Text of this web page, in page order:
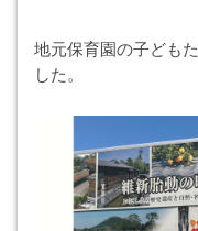
地元保育園の子ども
した。